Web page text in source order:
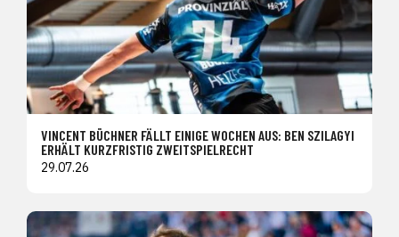
VINCENT BÜCHNER FÄLLT EINIGE WOCHEN AUS: BEN SZILAGYI
ERHÄLT KURZFRISTIG ZWEITSPIELRECHT
29.07.26